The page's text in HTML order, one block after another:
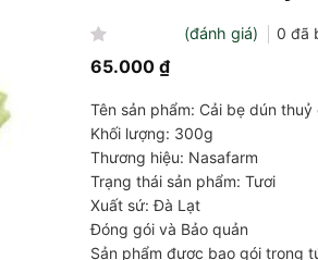
Được
xếp
0
5
sao
(đánh giá) 0 đã
65.000 ₫
Tên sản phẩm: Cải bẹ dún thuỷ
Khối lượng: 300g
Thương hiệu: Nasafarm
Trạng thái sản phẩm: Tươi
Xuất sứ: Đà Lạt
Đóng gói và Bảo quản
Sản phẩm được bao gói trong